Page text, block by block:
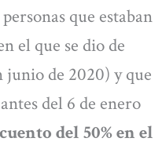
que estaban
el que se dio de
junio de 2020) y que
del 6 de enero
del 50% en el